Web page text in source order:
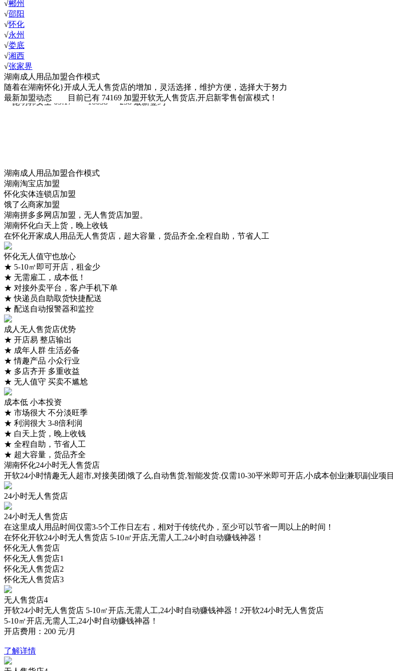
√郴州
√邵阳
√怀化
√永州
√娄底
√湘西
√张家界
湖南成人用品加盟合作模式
随着在湖南怀化}开成人无人售货店的增加，灵活选择，维护方便，选择大于努力
最新加盟动态
目前已有 74169 加盟开软无人售货店,开启新零售创富模式！
湖南**昆明郭女士 09:17 18765***483
怀化**昆明郭女士 09:17 13824***963
**昆明郭女士 09:17 15280***447
**昆明郭女士 09:17 13755***072
**昆明郭女士 09:17 16658***258最新签约
湖南成人用品加盟合作模式
湖南淘宝店加盟
怀化实体连锁店加盟
饿了么商家加盟
湖南拼多多网店加盟，无人售货店加盟。
湖南怀化白天上货，晚上收钱
在怀化开家成人用品无人售货店，超大容量，货品齐全,全程自助，节省人工
怀化无人值守也放心
★ 5-10㎡即可开店，租金少
★ 无需雇工，成本低！
★ 对接外卖平台，客户手机下单
★ 快递员自助取货快捷配送
★ 配送自动报警器和监控
成人无人售货店优势
★ 开店易 整店输出
★ 成年人群 生活必备
★ 情趣产品 小众行业
★ 多店齐开 多重收益
★ 无人值守 买卖不尴尬
成本低 小本投资
★ 市场很大 不分淡旺季
★ 利润很大 3-8倍利润
★ 白天上货，晚上收钱
★ 全程自助，节省人工
★ 超大容量，货品齐全
湖南怀化24小时无人售货店
开软24小时情趣无人超市,对接美团|饿了么,自动售货,智能发货.仅需10-30平米即可开店,小成本创业|兼职副业项目
24小时无人售货店
24小时无人售货店
在这里成人用品时间仅需3-5个工作日左右，相对于传统代办，至少可以节省一周以上的时间！
在怀化开软24小时无人售货店 5-10㎡开店,无需人工,24小时自动赚钱神器！
怀化无人售货店
怀化无人售货店1
怀化无人售货店2
怀化无人售货店3
无人售货店4
开软24小时无人售货店 5-10㎡开店,无需人工,24小时自动赚钱神器！ 2开软24小时无人售货店
5-10㎡开店,无需人工,24小时自动赚钱神器！
开店费用： 200 元/月
了解详情